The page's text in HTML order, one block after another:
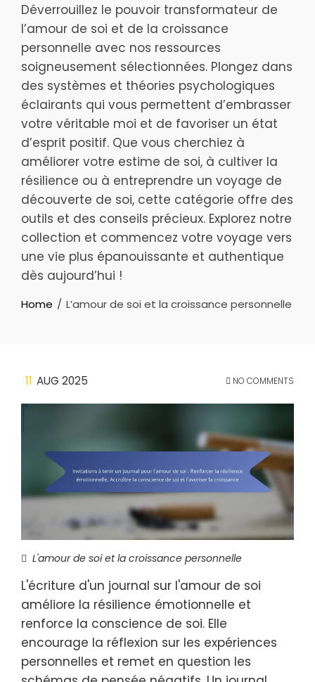
Déverrouillez le pouvoir transformateur de
l’amour de soi et de la croissance
personnelle avec nos ressources
soigneusement sélectionnées. Plongez dans
des systèmes et théories psychologiques
éclairants qui vous permettent d’embrasser
votre véritable moi et de favoriser un état
d’esprit positif. Que vous cherchiez à
améliorer votre estime de soi, à cultiver la
résilience ou à entreprendre un voyage de
découverte de soi, cette catégorie offre des
outils et des conseils précieux. Explorez notre
collection et commencez votre voyage vers
une vie plus épanouissante et authentique
dès aujourd’hui !
Home L’amour de soi et la croissance personnelle
11 AUG 2025 NO COMMENTS
L'amour de soi et la croissance personnelle
L'écriture d'un journal sur l'amour de soi
améliore la résilience émotionnelle et
renforce la conscience de soi. Elle
encourage la réflexion sur les expériences
personnelles et remet en question les